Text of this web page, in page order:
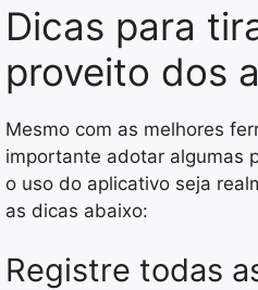
Dicas para
proveito dos
Mesmo com as melhores
importante adotar algumas
o uso do aplicativo seja
as dicas abaixo:
Registre todas